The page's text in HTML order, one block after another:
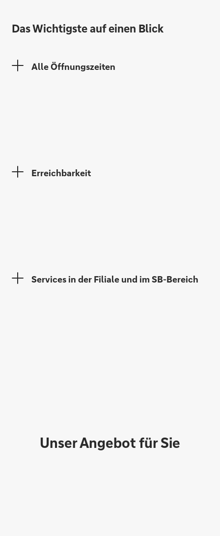
Das Wichtigste auf einen Blick
Alle Öffnungszeiten
Erreichbarkeit
Services in der Filiale und im SB-Bereich
Unser Angebot für Sie